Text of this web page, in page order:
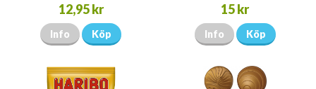
12,95 kr
Info Köp
15 kr
Info Köp